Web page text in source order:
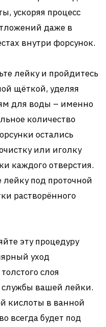
ускоряя процесс
даже в
внутри форсунок.
лейку и пройдитесь
щёткой, уделяя
для воды – именно
количество
остались
или иголку
каждого отверстия.
под проточной
растворённого
эту процедуру
уход
слоя
вашей лейки.
кислоты в ванной
всегда будет под